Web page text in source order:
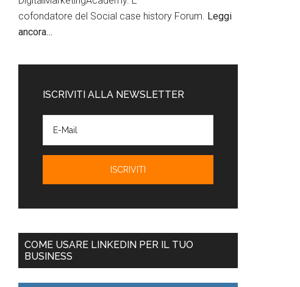
cofondatore del Social case history Forum. Leggi
ancora…
ISCRIVITI ALLA NEWSLETTER
COME USARE LINKEDIN PER IL TUO
BUSINESS